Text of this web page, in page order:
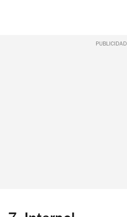
PUBLICIDAD